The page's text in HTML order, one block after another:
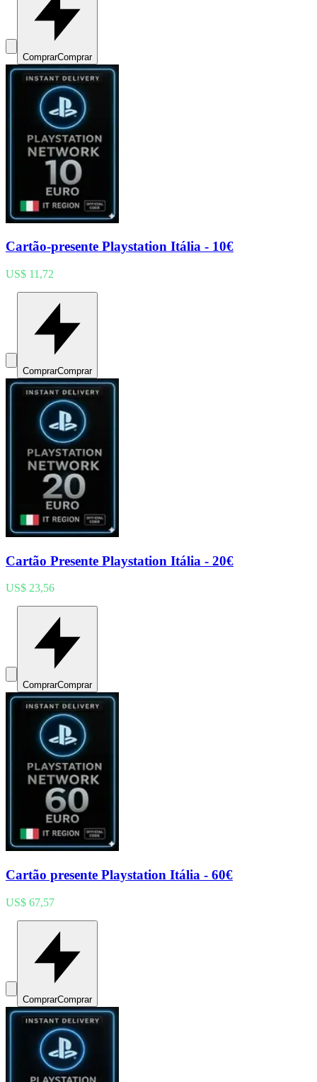
ComprarComprar
Cartão-presente Playstation Itália - 10€
US$ 11,72
ComprarComprar
Cartão Presente Playstation Itália - 20€
US$ 23,56
ComprarComprar
Cartão presente Playstation Itália - 60€
US$ 67,57
ComprarComprar